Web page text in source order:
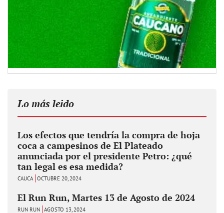
Lo más leido
Los efectos que tendría la compra de hoja
coca a campesinos de El Plateado
anunciada por el presidente Petro: ¿qué
tan legal es esa medida?
CAUCA OCTUBRE 20, 2024
El Run Run, Martes 13 de Agosto de 2024
RUN RUN AGOSTO 13, 2024